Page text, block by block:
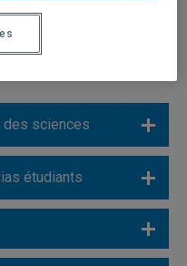
sciences
étudiants